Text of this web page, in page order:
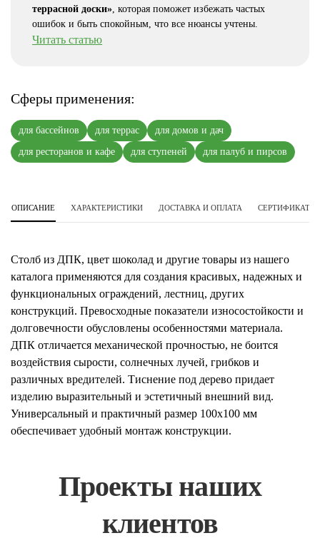
террасной доски», которая поможет избежать частых
ошибок и быть спокойным, что все нюансы учтены.
Читать статью
Сферы применения:
для бассейнов для террас
для домов и дач
для ресторанов и кафе
для ступеней для палуб и пирсов
ОПИСАНИЕ ХАРАКТЕРИСТИКИ ДОСТАВКА И ОПЛАТА СЕРТИФИКАТЫ
Столб из ДПК, цвет шоколад и другие товары из нашего
каталога применяются для создания красивых, надежных и
функциональных ограждений, лестниц, других
конструкций. Превосходные показатели износостойкости и
долговечности обусловлены особенностями материала.
ДПК отличается механической прочностью, не боится
воздействия сырости, солнечных лучей, грибков и
различных вредителей. Тиснение под дерево придает
изделию выразительный и эстетичный внешний вид.
Универсальный и практичный размер 100х100 мм
обеспечивает удобный монтаж конструкции.
Проекты наших
клиентов